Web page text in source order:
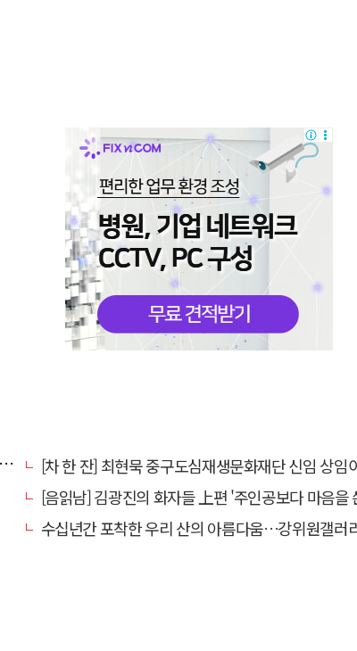
[차 한 잔] 최현묵 중구도심재생문화재단 신임 상임이사 "서문시장·경상감영 등 지역 자원 활용…문
[음읽남] 김광진의 화자들 上편 '주인공보다 마음을
수십년간 포착한 우리 산의 아름다움…강위원갤러리 '팔공·지리